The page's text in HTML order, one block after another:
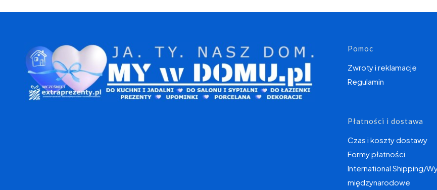
Linki w
Pomoc
Zwroty i reklamacje
Regulamin
Płatności i dostawa
Czas i koszty dostawy
Formy płatności
International Shipping/
międzynarodowe